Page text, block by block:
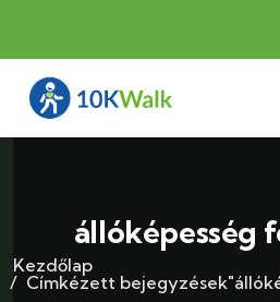
állóképesség
Kezdőlap
Címkézett